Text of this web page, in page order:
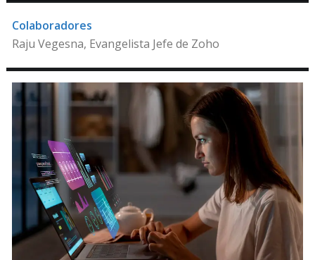
Colaboradores
Raju Vegesna, Evangelista Jefe de Zoho